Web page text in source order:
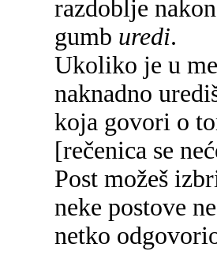
razdoblje
gumb uredi.
Ukoliko je u
naknadno
koja govori o
[rečenica se
Post možeš
neke postove
netko